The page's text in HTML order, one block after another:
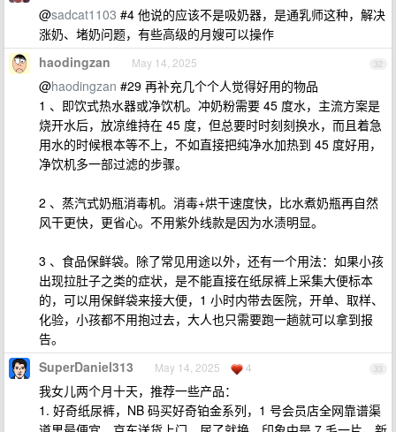
@sadcat1103 #4 他说的应该不是吸奶器，是通乳师这种，解决
涨奶、堵奶问题，有些高级的月嫂可以操作
32
haodingzan May 14, 2025
@haodingzan #29 再补充几个个人觉得好用的物品
1 、即饮式热水器或净饮机。冲奶粉需要 45 度水，主流方案是
烧开水后，放凉维持在 45 度，但总要时时刻刻换水，而且着急
用水的时候根本等不上，不如直接把纯净水加热到 45 度好用，
净饮机多一部过滤的步骤。
2 、蒸汽式奶瓶消毒机。消毒+烘干速度快，比水煮奶瓶再自然
风干更快，更省心。不用紫外线款是因为水渍明显。
3 、食品保鲜袋。除了常见用途以外，还有一个用法：如果小孩
出现拉肚子之类的症状，是不能直接在纸尿裤上采集大便标本
的，可以用保鲜袋来接大便，1 小时内带去医院，开单、取样、
化验，小孩都不用抱过去，大人也只需要跑一趟就可以拿到报
告。
33
SuperDaniel313 May 14, 2025 4
我女儿两个月十天，推荐一些产品：
1. 好奇纸尿裤，NB 码买好奇铂金系列，1 号会员店全网靠谱渠